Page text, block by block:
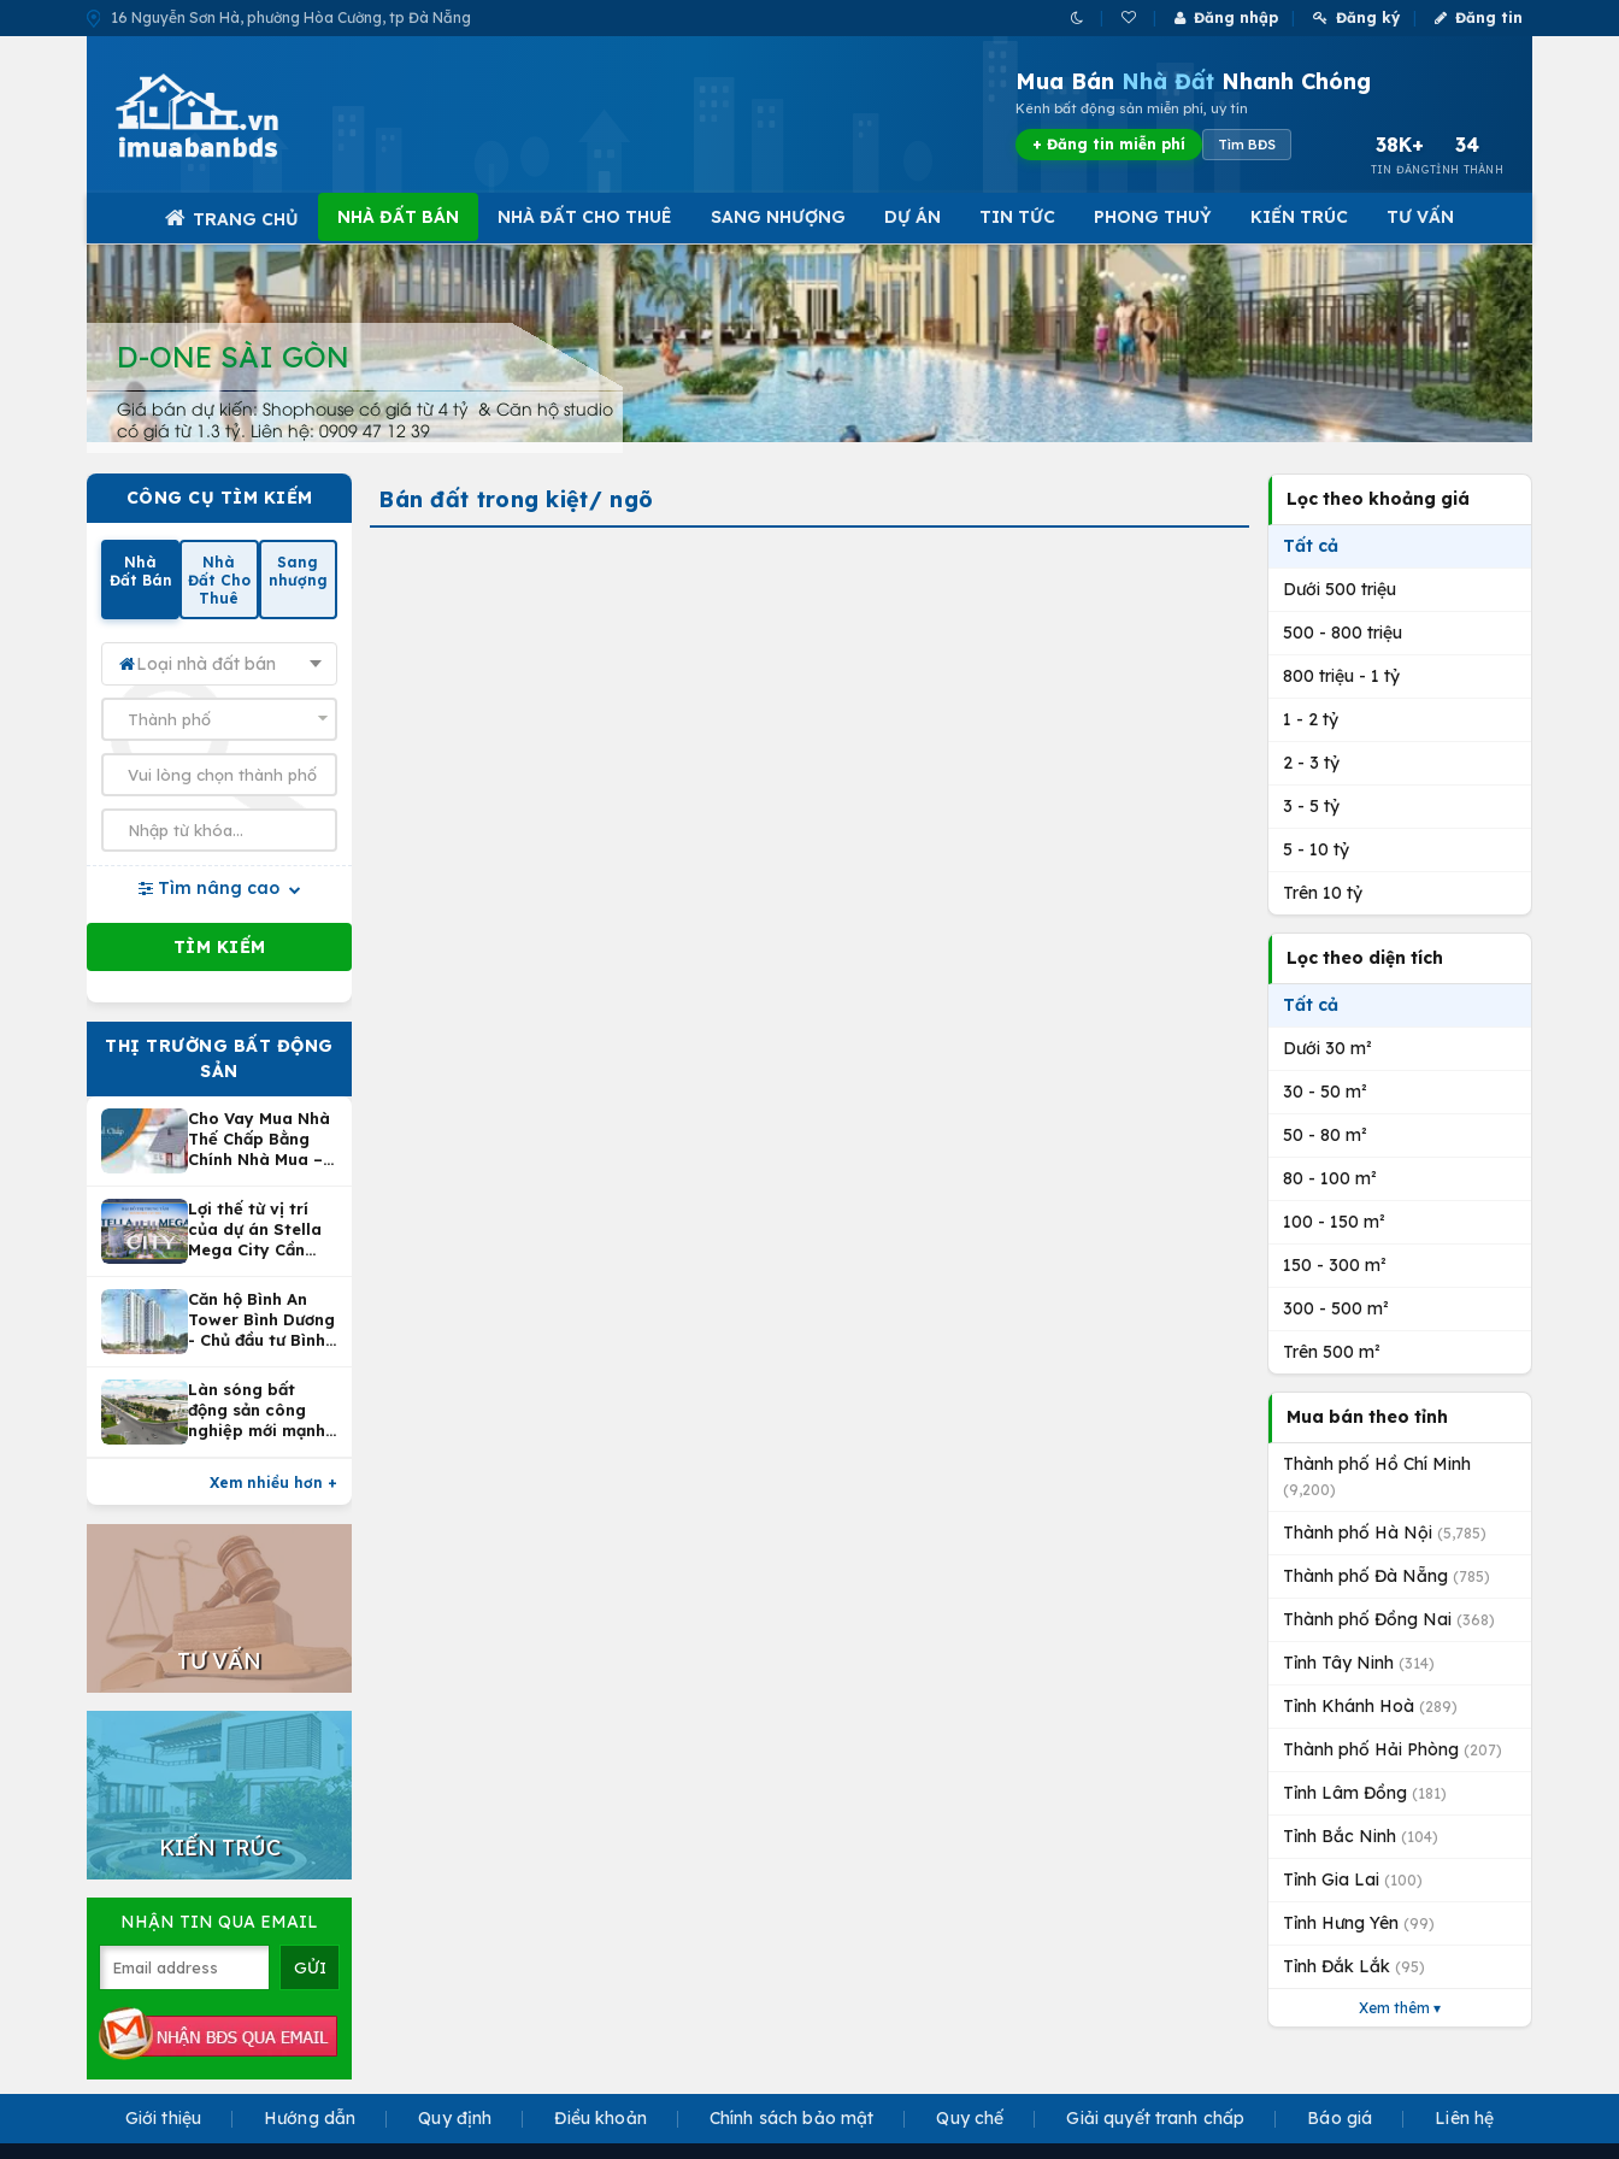
16 Nguyễn Sơn Hà, phường Hòa Cường, tp Đà Nẵng Đăng nhập Đăng ký Đăng tin
Mua Bán Nhà Đất Nhanh Chóng
Kênh bất động sản miễn phí, uy tín
+ Đăng tin miễn phí Tìm BĐS 38K+
TIN ĐĂNG
34
TỈNH THÀNH
TRANG CHỦ NHÀ ĐẤT BÁN NHÀ ĐẤT CHO THUÊ SANG NHƯỢNG DỰ ÁN TIN TỨC PHONG THUỶ KIẾN TRÚC TƯ VẤN
D-ONE SÀI GÒN
Giá bán dự kiến: Shophouse có giá từ 4 tỷ & Căn hộ studio
có giá từ 1.3 tỷ. Liên hệ: 0909 47 12 39
CÔNG CỤ TÌM KIẾM
Nhà
Đất Bán
Nhà
Đất Cho
Thuê
Sang
nhượng
Loại nhà đất bán
Tìm nâng cao
THỊ TRƯỜNG BẤT ĐỘNG
SẢN
Cho Vay Mua Nhà
Thế Chấp Bằng
Chính Nhà Mua –
Nhà Tại
Vietcombank
Lợi thế từ vị trí
của dự án Stella
Mega City Cần
Căn hộ Bình An
Tower Bình Dương
- Chủ đầu tư Bình
Làn sóng bất
động sản công
nghiệp mới mạnh
Xem nhiều hơn +
TƯ VẤN
KIẾN TRÚC
NHẬN TIN QUA EMAIL
Bán đất trong kiệt/ ngõ Lọc theo khoảng giá
Tất cả
Dưới 500 triệu
500 - 800 triệu
800 triệu - 1 tỷ
1 - 2 tỷ
2 - 3 tỷ
3 - 5 tỷ
5 - 10 tỷ
Trên 10 tỷ
Lọc theo diện tích
Tất cả
Dưới 30 m²
30 - 50 m²
50 - 80 m²
80 - 100 m²
100 - 150 m²
150 - 300 m²
300 - 500 m²
Trên 500 m²
Mua bán theo tỉnh
Thành phố Hồ Chí Minh
(9,200)
Thành phố Hà Nội (5,785)
Thành phố Đà Nẵng (785)
Thành phố Đồng Nai (368)
Tỉnh Tây Ninh (314)
Tỉnh Khánh Hoà (289)
Thành phố Hải Phòng (207)
Tỉnh Lâm Đồng (181)
Tỉnh Bắc Ninh (104)
Tỉnh Gia Lai (100)
Tỉnh Hưng Yên (99)
Tỉnh Đắk Lắk (95)
Xem thêm ▾
Giới thiệu Hướng dẫn Quy định Điều khoản Chính sách bảo mật Quy chế Giải quyết tranh chấp Báo giá Liên hệ